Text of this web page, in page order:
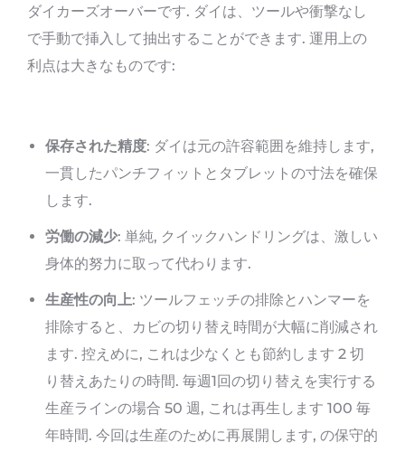
ダイカーズオーバーです. ダイは、ツールや衝撃なし
で手動で挿入して抽出することができます. 運用上の
利点は大きなものです:
保存された精度: ダイは元の許容範囲を維持します,
一貫したパンチフィットとタブレットの寸法を確保
します.
労働の減少: 単純, クイックハンドリングは、激しい
身体的努力に取って代わります.
生産性の向上: ツールフェッチの排除とハンマーを
排除すると、カビの切り替え時間が大幅に削減され
ます. 控えめに, これは少なくとも節約します 2 切
り替えあたりの時間. 毎週1回の切り替えを実行する
生産ラインの場合 50 週, これは再生します 100 毎
年時間. 今回は生産のために再展開します, の保守的